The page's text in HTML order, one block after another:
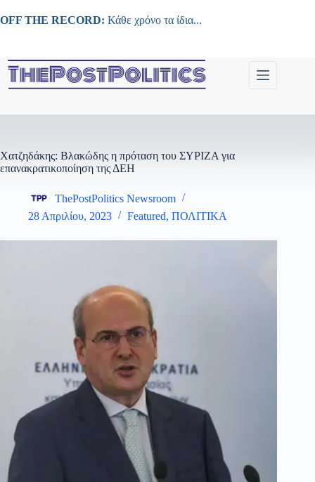
στο
OFF THE RECORD: Κάθε χρόνο τα ίδια...
Χατζηδάκης: Βλακώδης η πρόταση του ΣΥΡΙΖΑ για
επανακρατικοποίηση της ΔΕΗ
ThePostPolitics Newsroom
28 Απριλίου, 2023
Featured, ΠΟΛΙΤΙΚΑ